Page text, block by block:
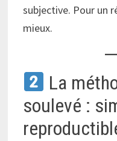
subjective. Pour un
mieux.
La
soulevé :